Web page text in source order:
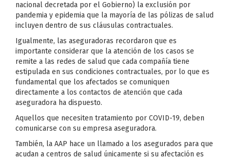
nacional decretada por el Gobierno) la exclusión por
pandemia y epidemia que la mayoría de las pólizas de salud
incluyen dentro de sus cláusulas contractuales.
Igualmente, las aseguradoras recordaron que es
importante considerar que la atención de los casos se
remite a las redes de salud que cada compañía tiene
estipulada en sus condiciones contractuales, por lo que es
fundamental que los afectados se comuniquen
directamente a los contactos de atención que cada
aseguradora ha dispuesto.
Aquellos que necesiten tratamiento por COVID-19, deben
comunicarse con su empresa aseguradora.
También, la AAP hace un llamado a los asegurados para que
acudan a centros de salud únicamente si su afectación es